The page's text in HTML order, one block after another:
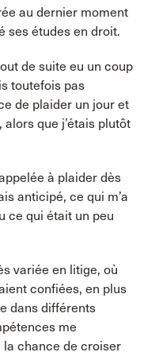
au dernier moment
ses études en droit.
de suite eu un coup
toutefois pas
de plaider un jour et
que j’étais plutôt
à plaider dès
anticipé, ce qui m’a
ce qui était un peu
variée en litige, où
confiées, en plus
dans différents
me
la chance de croiser